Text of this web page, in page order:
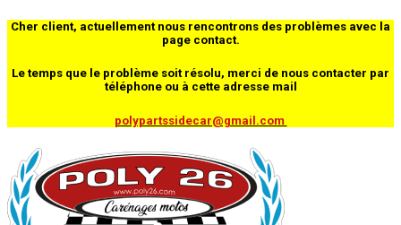
Cher client, actuellement nous rencontrons des problèmes avec la
page contact.
Le temps que le problème soit résolu, merci de nous contacter par
téléphone ou à cette adresse mail
polypartssidecar@gmail.com